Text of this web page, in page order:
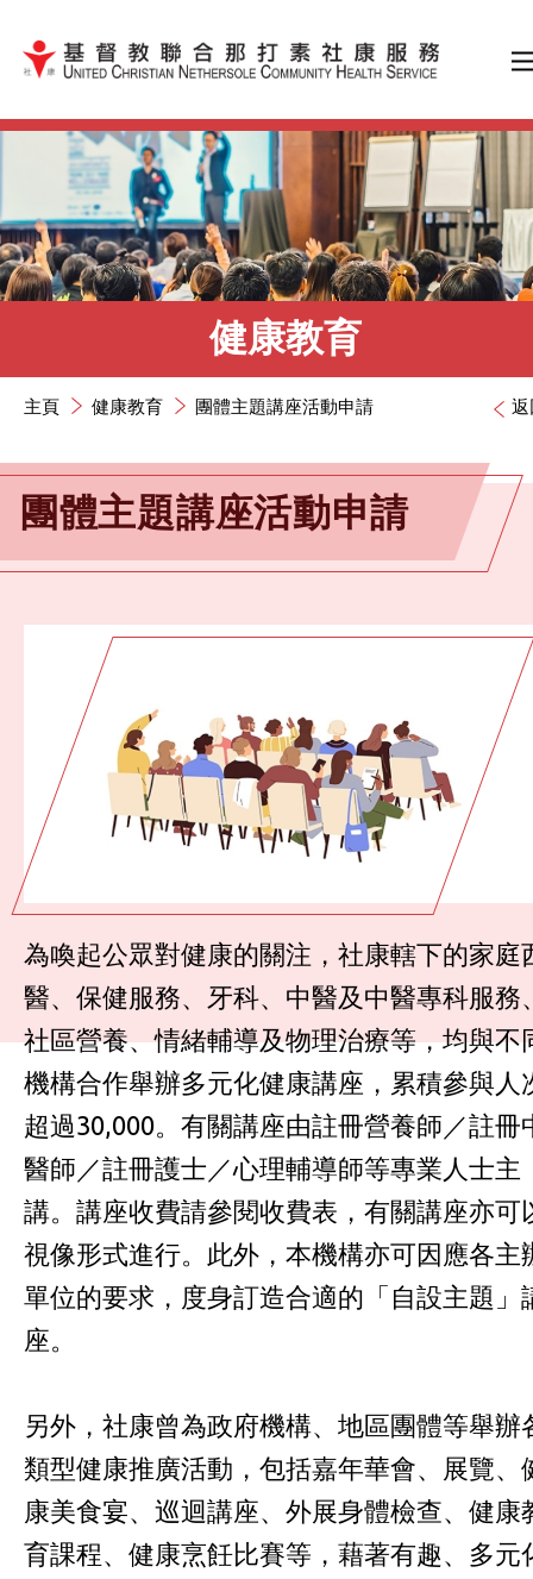
跳到內容（按輸入鍵）
健康教育
返
主頁 健康教育 團體主題講座活動申請
團體主題講座活動申請
為喚起公眾對健康的關注，社康轄下的家庭
醫、保健服務、牙科、中醫及中醫專科服務
社區營養、情緒輔導及物理治療等，均與不
機構合作舉辦多元化健康講座，累積參與人
超過30,000。有關講座由註冊營養師／註冊
醫師／註冊護士／心理輔導師等專業人士主
講。講座收費請參閱收費表，有關講座亦可
視像形式進行。此外，本機構亦可因應各主
單位的要求，度身訂造合適的「自設主題」
座。
另外，社康曾為政府機構、地區團體等舉辦
類型健康推廣活動，包括嘉年華會、展覽、
康美食宴、巡迴講座、外展身體檢查、健康
育課程、健康烹飪比賽等，藉著有趣、多元